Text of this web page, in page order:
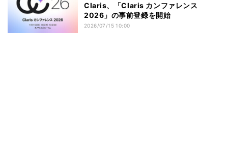
Claris、「Claris カンファレンス
2026」の事前登録を開始
2026/07/15 10:00